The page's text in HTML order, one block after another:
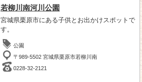
若柳川南河川公園
宮城県栗原市にある子供とお出かけスポットで
す。
公園
〒989-5502 宮城県栗原市若柳川南
0228-32-2121